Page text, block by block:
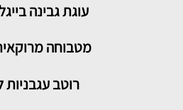
עוגת גבינה
מטבוחה
רוטב עגבניות